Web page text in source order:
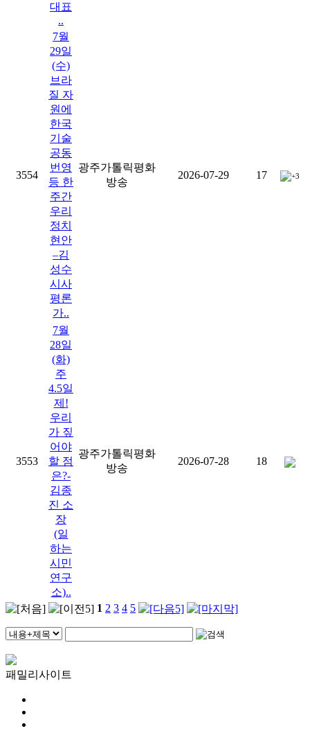
대표
..
3554
7월
29일
(수)
브라
질 자
원에
한국
기술
공동
번영
등 한
주간
우리
정치
현안
–김
성수
시사
평론
가..
광주가톨릭평화
방송
2026-07-29 17 +3
3553
7월
28일
(화)
주
4.5일
제!
우리
가 짚
어야
할 점
은?-
김종
진 소
장
(일
하는
시민
연구
소)..
광주가톨릭평화
방송
2026-07-28 18
1 2 3 4 5
패밀리사이트